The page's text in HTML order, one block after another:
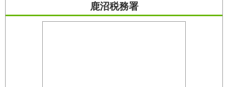
鹿沼税務署